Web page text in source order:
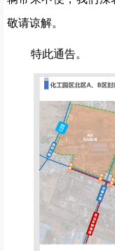
敬请谅解。
特此通告。